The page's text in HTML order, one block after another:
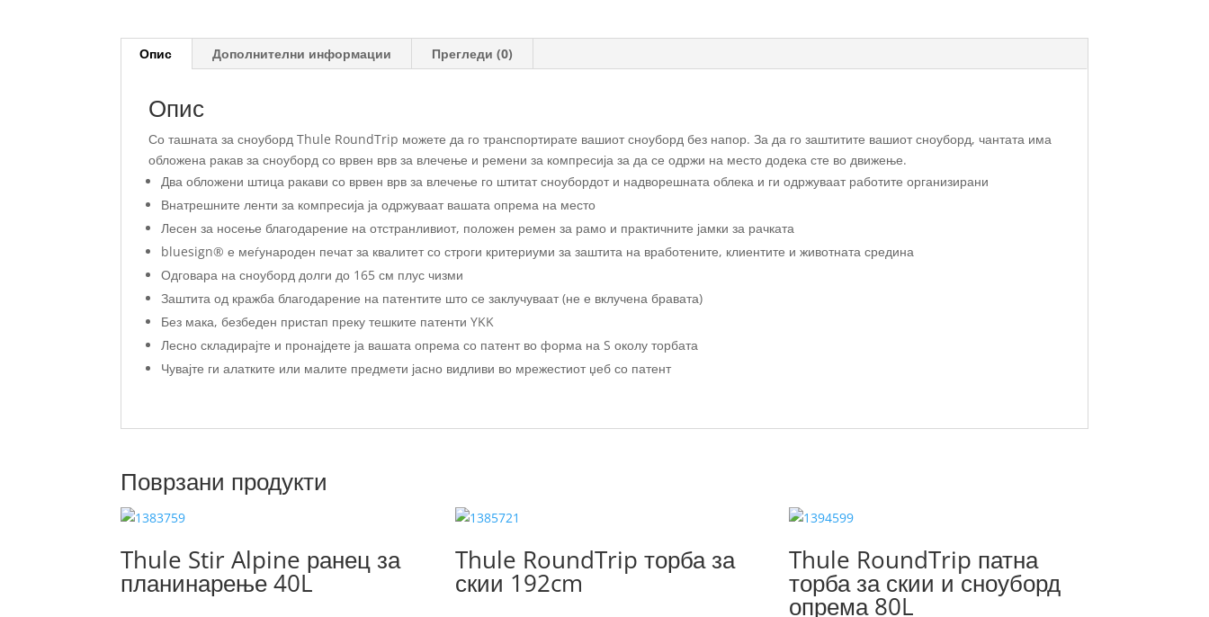
Опис Дополнителни информации Прегледи (0)
Опис
Со ташната за сноуборд Thule RoundTrip можете да го транспортирате вашиот сноуборд без напор. За да го заштитите вашиот сноуборд, чантата има
обложена ракав за сноуборд со врвен врв за влечење и ремени за компресија за да се одржи на место додека сте во движење.
Два обложени штица ракави со врвен врв за влечење го штитат сноубордот и надворешната облека и ги одржуваат работите организирани
Внатрешните ленти за компресија ја одржуваат вашата опрема на место
Лесен за носење благодарение на отстранливиот, положен ремен за рамо и практичните јамки за рачката
bluesign® е меѓународен печат за квалитет со строги критериуми за заштита на вработените, клиентите и животната средина
Одговара на сноуборд долги до 165 см плус чизми
Заштита од кражба благодарение на патентите што се заклучуваат (не е вклучена бравата)
Без мака, безбеден пристап преку тешките патенти YKK
Лесно складирајте и пронајдете ја вашата опрема со патент во форма на S околу торбата
Чувајте ги алатките или малите предмети јасно видливи во мрежестиот џеб со патент
Поврзани продукти
Thule Stir Alpine ранец за
планинарење 40L
Thule RoundTrip торба за
скии 192cm
Thule RoundTrip патна
торба за скии и сноуборд
опрема 80L